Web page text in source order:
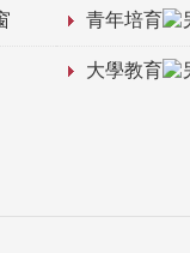
青年培育
大學教育